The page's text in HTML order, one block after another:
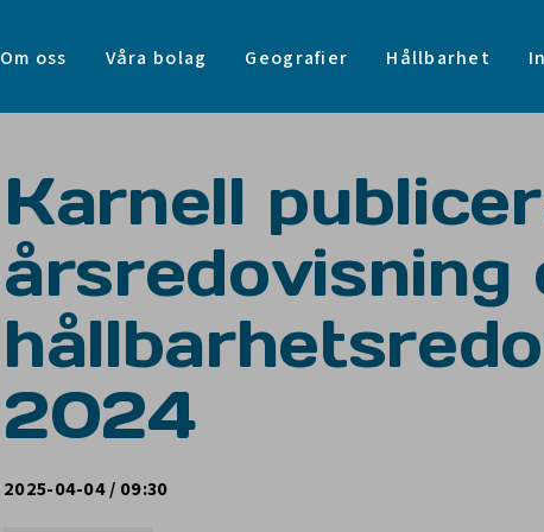
Om oss Våra bolag Geografier Hållbarhet
Karnell
årsredovisning
2024
2025-04-04 / 09:30